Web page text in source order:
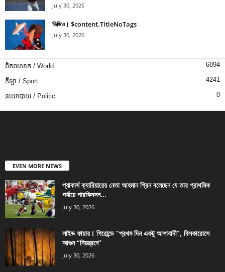
July 30, 2026
ভিডিও। $content.TitleNoTags
July 30, 2026
ពិភពលោក / World 6894
កីឡា / Sport 4241
នយោបាយ / Politic 0
EVEN MORE NEWS
প্যাকার্স ক্যারিয়ারের নেতা আহমান গ্রিন বলেছেন যে তার প্রাথমিক
পর্যায়ে পারকিনসন...
July 30, 2026
লাইভ ফায়ার। গিরোন্ডে “প্রথম দিন একটু আশাবাদী”, বিসকারোসে
আগুন “নিয়ন্ত্রনে”
July 30, 2026